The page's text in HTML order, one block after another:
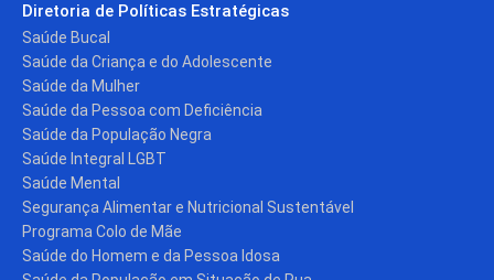
Diretoria de Políticas Estratégicas
Saúde Bucal
Saúde da Criança e do Adolescente
Saúde da Mulher
Saúde da Pessoa com Deficiência
Saúde da População Negra
Saúde Integral LGBT
Saúde Mental
Segurança Alimentar e Nutricional Sustentável
Programa Colo de Mãe
Saúde do Homem e da Pessoa Idosa